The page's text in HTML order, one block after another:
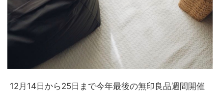
12月14日から25日まで今年最後の無印良品週間開催